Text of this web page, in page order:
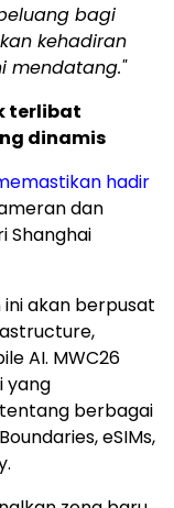
bagi
kehadiran
mendatang."
terlibat
dinamis
hadir
dan
Shanghai
akan berpusat
AI. MWC26
yang
berbagai
eSIMs,